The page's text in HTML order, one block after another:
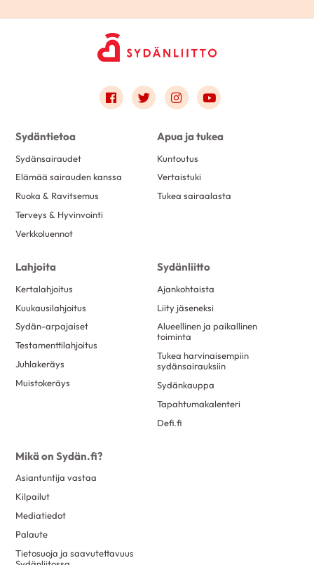
Link to facebook
Link to twitter
Link to instagram
Link to youtube
Sydäntietoa
Sydänsairaudet
Elämää sairauden kanssa
Ruoka & Ravitsemus
Terveys & Hyvinvointi
Verkkoluennot
Apua ja tukea
Kuntoutus
Vertaistuki
Tukea sairaalasta
Lahjoita
Kertalahjoitus
Kuukausilahjoitus
Sydän-arpajaiset
Testamenttilahjoitus
Juhlakeräys
Muistokeräys
Sydänliitto
Ajankohtaista
Liity jäseneksi
Alueellinen ja paikallinen
toiminta
Tukea harvinaisempiin
sydänsairauksiin
Sydänkauppa
Tapahtumakalenteri
Defi.fi
Mikä on Sydän.fi?
Asiantuntija vastaa
Kilpailut
Mediatiedot
Palaute
Tietosuoja ja saavutettavuus